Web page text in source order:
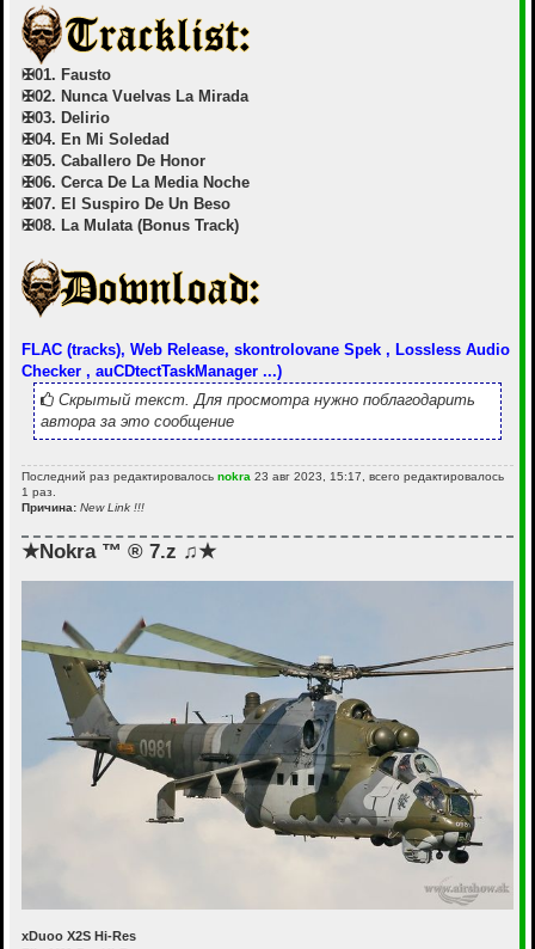
✠01. Fausto
✠02. Nunca Vuelvas La Mirada
✠03. Delirio
✠04. En Mi Soledad
✠05. Caballero De Honor
✠06. Cerca De La Media Noche
✠07. El Suspiro De Un Beso
✠08. La Mulata (Bonus Track)
FLAC (tracks), Web Release, skontrolovane Spek , Lossless Audio
Checker , auCDtectTaskManager ...)
Скрытый текст. Для просмотра нужно поблагодарить
автора за это сообщение
Последний раз редактировалось nokra 23 авг 2023, 15:17, всего редактировалось
1 раз.
Причина: New Link !!!
★Nokra ™ ® 7.z ♫★
xDuoo X2S Hi-Res